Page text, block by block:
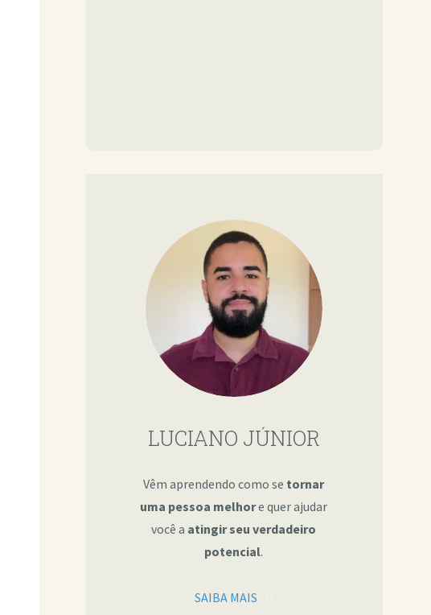
LUCIANO JÚNIOR
Vêm aprendendo como se tornar
uma pessoa melhore quer ajudar
você a atingir seu verdadeiro
potencial.
SAIBA MAIS